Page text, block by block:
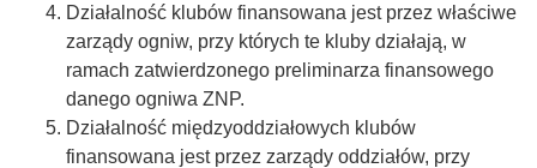
Działalność klubów finansowana jest przez właściwe
zarządy ogniw, przy których te kluby działają, w
ramach zatwierdzonego preliminarza finansowego
danego ogniwa ZNP.
Działalność międzyoddziałowych klubów
finansowana jest przez zarządy oddziałów, przy